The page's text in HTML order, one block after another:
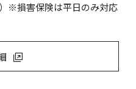
※損害保険は平日のみ対応